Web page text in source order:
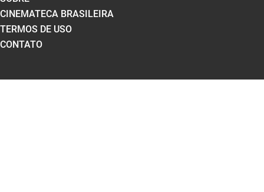
CINEMATECA BRASILEIRA
TERMOS DE USO
CONTATO